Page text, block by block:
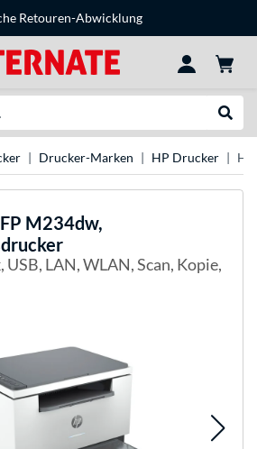
Retouren-Abwicklung
Drucker-Marken HP Drucker
M234dw,
LAN, WLAN, Scan, Kopie,